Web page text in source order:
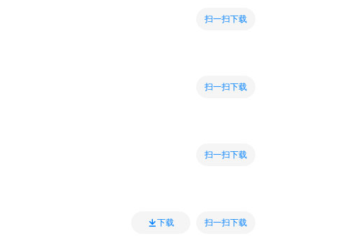
扫一扫下载
扫一扫下载
扫一扫下载
下载 扫一扫下载